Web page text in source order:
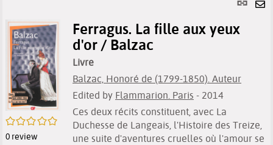
link
/5
0 review
Ferragus. La fille aux yeux
d'or / Balzac
Livre
Balzac, Honoré de (1799-1850). Auteur
Edited by Flammarion. Paris - 2014
Ces deux récits constituent, avec La
Duchesse de Langeais, l'Histoire des Treize,
une suite d'aventures cruelles où l'amour se